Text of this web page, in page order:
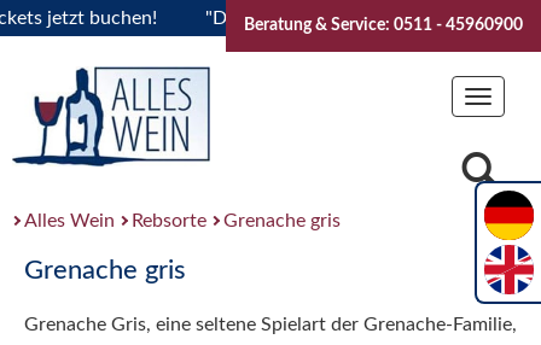
jetzt buchen! "Das Sommerfest 2026" Vive la
Beratung & Service: 0511 - 45960900
Toggle
Alles Wein Rebsorte Grenache gris
Grenache gris
Grenache Gris, eine seltene Spielart der Grenache-Familie,